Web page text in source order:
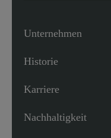
Unternehmen
Historie
Karriere
Nachhaltigkeit